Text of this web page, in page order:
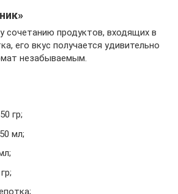
сочетанию продуктов, входящих в
его вкус получается удивительно
незабываемым.
гр;
мл;